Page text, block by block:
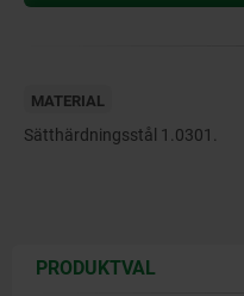
MATERIAL
Sätthärdningsstål 1.0301.
PRODUKTVAL